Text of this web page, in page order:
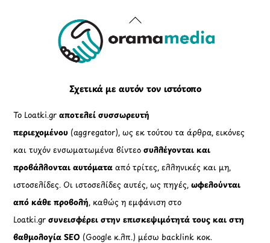
Back
To
Σχετικά με αυτόν τον ιστότοπο
Το Loatki.grαποτελεί συσσωρευτή
περιεχομένου (aggregator), ως εκ τούτου τα άρθρα, εικόνες
και τυχόν ενσωματωμένα βίντεοσυλλέγονται και
προβάλλονται αυτόματααπό τρίτες, ελληνικές και μη,
ιστοσελίδες. Οι ιστοσελίδες αυτές, ως πηγές,ωφελούνται
από κάθε προβολή, καθώς η εμφάνιση στο
Loatki.gr συνεισφέρει στην επισκεψιμότητά τους και στη
βαθμολογία SEO (Google κ.λπ.) μέσω backlink κοκ.